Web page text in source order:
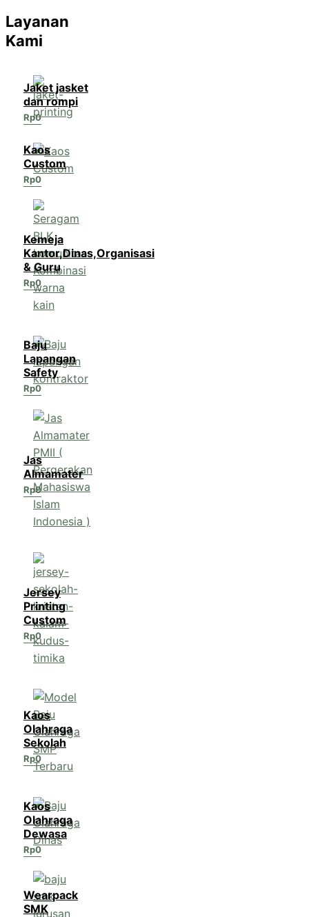
Layanan
Kami
Jaket jasket
dan rompi
Rp0
Kaos
Custom
Rp0
Kemeja
Kantor,Dinas,Organisasi
& Guru
Rp0
Baju
Lapangan
Safety
Rp0
Jas
Almamater
Rp0
Jersey
Printing
Custom
Rp0
Kaos
Olahraga
Sekolah
Rp0
Kaos
Olahraga
Dewasa
Rp0
Wearpack
SMK